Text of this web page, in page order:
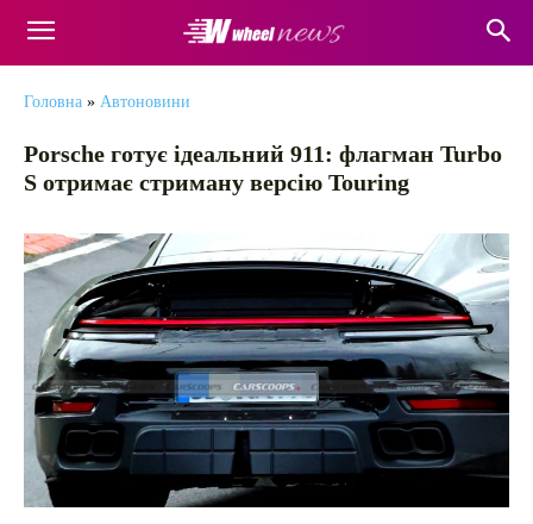
Головна » Автоновини
Porsche готує ідеальний 911: флагман Turbo
S отримає стриману версію Touring